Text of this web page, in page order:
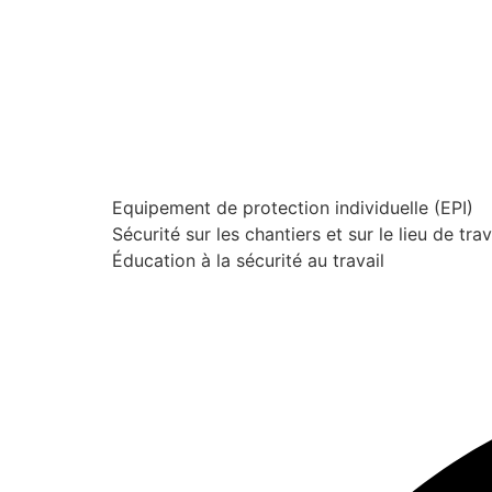
Equipement de protection individuelle (EPI)
Sécurité sur les chantiers et sur le lieu de
Éducation à la sécurité au travail